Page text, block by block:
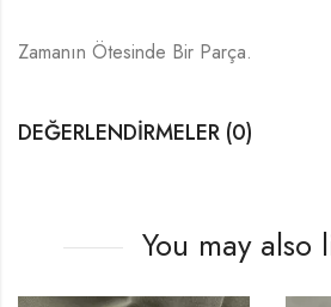
Zamanın Ötesinde Bir Parça.
DEĞERLENDIRMELER (0)
You may